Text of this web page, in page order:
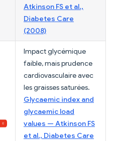
Atkinson FS et al.,
Diabetes Care
(2008)
Impact glycémique
faible, mais prudence
cardiovasculaire avec
les graisses saturées.
Glycaemic index and
glycaemic load
values — Atkinson FS
et al., Diabetes Care